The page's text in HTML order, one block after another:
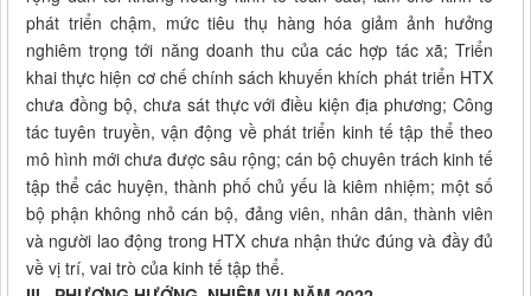
phát triển chậm, mức tiêu thụ hàng hóa giảm ảnh hưởng
nghiêm trọng tới năng doanh thu của các hợp tác xã; Triển
khai thực hiện cơ chế chính sách khuyến khích phát triển HTX
chưa đồng bộ, chưa sát thực với điều kiện địa phương; Công
tác tuyên truyền, vận động về phát triển kinh tế tập thể theo
mô hình mới chưa được sâu rộng; cán bộ chuyên trách kinh tế
tập thể các huyện, thành phố chủ yếu là kiêm nhiệm; một số
bộ phận không nhỏ cán bộ, đảng viên, nhân dân, thành viên
và người lao động trong HTX chưa nhận thức đúng và đầy đủ
về vị trí, vai trò của kinh tế tập thể.